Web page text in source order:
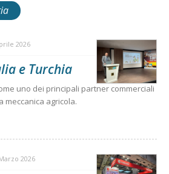
2026
e Turchia
uno dei principali partner commerciali
meccanica agricola.
2026